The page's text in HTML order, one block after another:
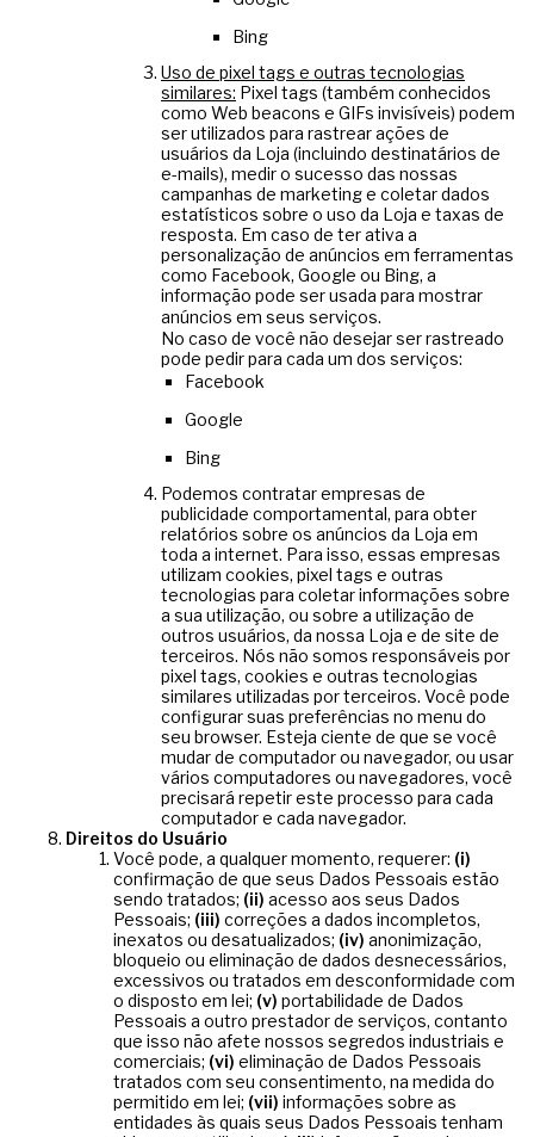
Bing
Uso de pixel tags e outras tecnologias
similares: Pixel tags (também conhecidos
como Web beacons e GIFs invisíveis) podem
ser utilizados para rastrear ações de
usuários da Loja (incluindo destinatários de
e-mails), medir o sucesso das nossas
campanhas de marketing e coletar dados
estatísticos sobre o uso da Loja e taxas de
resposta. Em caso de ter ativa a
personalização de anúncios em ferramentas
como Facebook, Google ou Bing, a
informação pode ser usada para mostrar
anúncios em seus serviços.
No caso de você não desejar ser rastreado
pode pedir para cada um dos serviços:
Facebook
Google
Bing
Podemos contratar empresas de
publicidade comportamental, para obter
relatórios sobre os anúncios da Loja em
toda a internet. Para isso, essas empresas
utilizam cookies, pixel tags e outras
tecnologias para coletar informações sobre
a sua utilização, ou sobre a utilização de
outros usuários, da nossa Loja e de site de
terceiros. Nós não somos responsáveis por
pixel tags, cookies e outras tecnologias
similares utilizadas por terceiros. Você pode
configurar suas preferências no menu do
seu browser. Esteja ciente de que se você
mudar de computador ou navegador, ou usar
vários computadores ou navegadores, você
precisará repetir este processo para cada
computador e cada navegador.
Direitos do Usuário
Você pode, a qualquer momento, requerer: (i)
confirmação de que seus Dados Pessoais estão
sendo tratados; (ii) acesso aos seus Dados
Pessoais; (iii) correções a dados incompletos,
inexatos ou desatualizados; (iv) anonimização,
bloqueio ou eliminação de dados desnecessários,
excessivos ou tratados em desconformidade com
o disposto em lei; (v) portabilidade de Dados
Pessoais a outro prestador de serviços, contanto
que isso não afete nossos segredos industriais e
comerciais; (vi) eliminação de Dados Pessoais
tratados com seu consentimento, na medida do
permitido em lei; (vii) informações sobre as
entidades às quais seus Dados Pessoais tenham